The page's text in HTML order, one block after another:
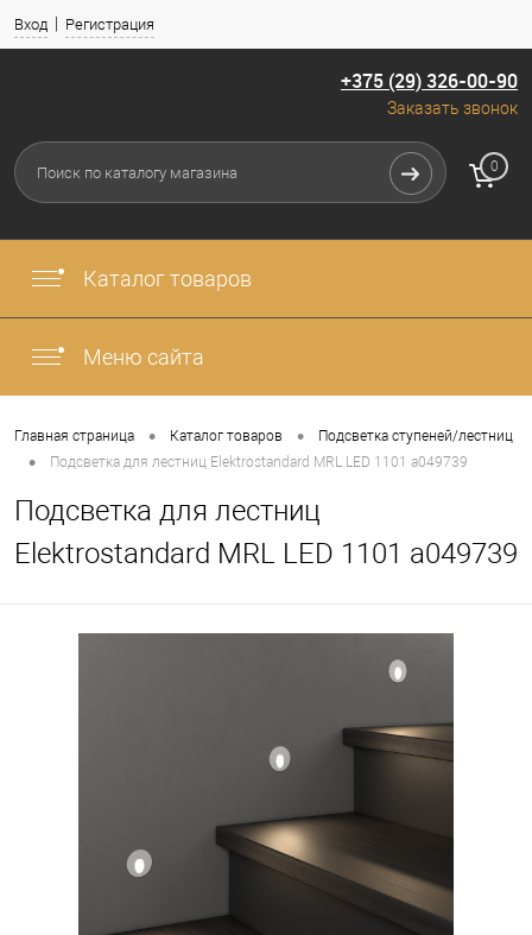
Вход Регистрация
+375 (29) 326-00-90
Заказать звонок
Меню сайта
Каталог товаров
0
Главная страница • Каталог товаров • Подсветка ступеней/лестниц
• Подсветка для лестниц Elektrostandard MRL LED 1101 a049739
Подсветка для лестниц
Elektrostandard MRL LED 1101 a049739